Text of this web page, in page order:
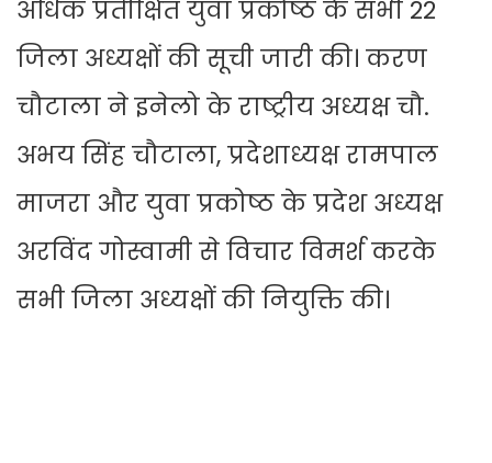
अधिक प्रतीक्षित युवा प्रकोष्ठ के सभी 22
जिला अध्यक्षों की सूची जारी की। करण
चौटाला ने इनेलो के राष्ट्रीय अध्यक्ष चौ.
अभय सिंह चौटाला, प्रदेशाध्यक्ष रामपाल
माजरा और युवा प्रकोष्ठ के प्रदेश अध्यक्ष
अरविंद गोस्वामी से विचार विमर्श करके
सभी जिला अध्यक्षों की नियुक्ति की।